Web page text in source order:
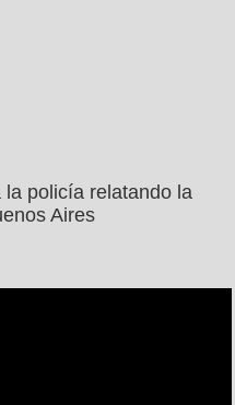
policía relatando la
Aires